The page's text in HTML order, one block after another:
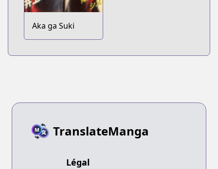
Aka ga Suki
TranslateManga
Légal